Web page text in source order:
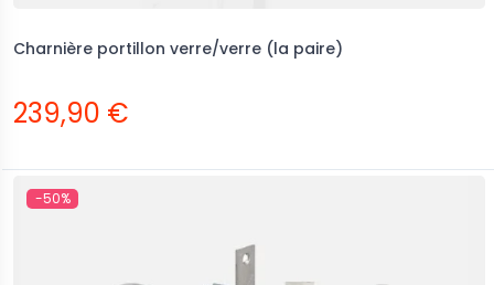
Charnière portillon verre/verre (la paire)
239,90 €
-50%